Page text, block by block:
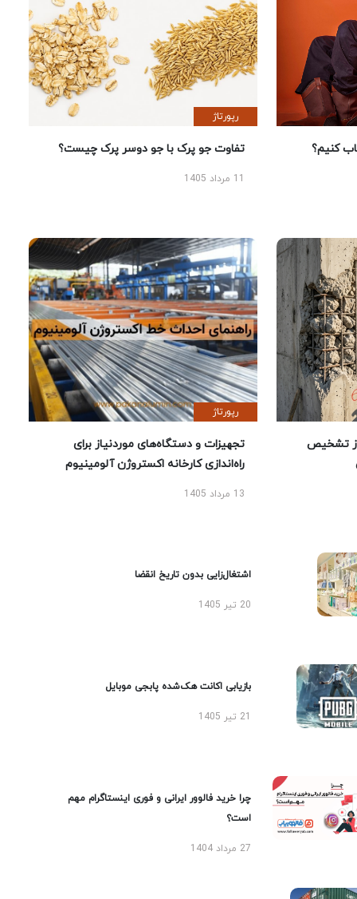
کنیم؟
رپورتاژ
تفاوت جو پرک با جو دوسر پرک چیست؟
تشخیص
رپورتاژ
تجهیزات و دستگاه‌های موردنیاز برای
راه‌اندازی کارخانه اکستروژن آلومینیوم
13 مرداد 1405
اشتغال‌زایی بدون تاریخ انقضا
20 تیر 1405
بازیابی اکانت هک‌شده پابجی موبایل
چرا خرید فالوور ایرانی و فوری اینستاگرام مهم
است؟
27 مرداد 1404